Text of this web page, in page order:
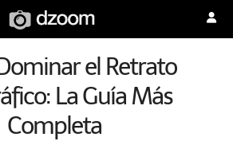
el Retrato
La Guía Más
Completa